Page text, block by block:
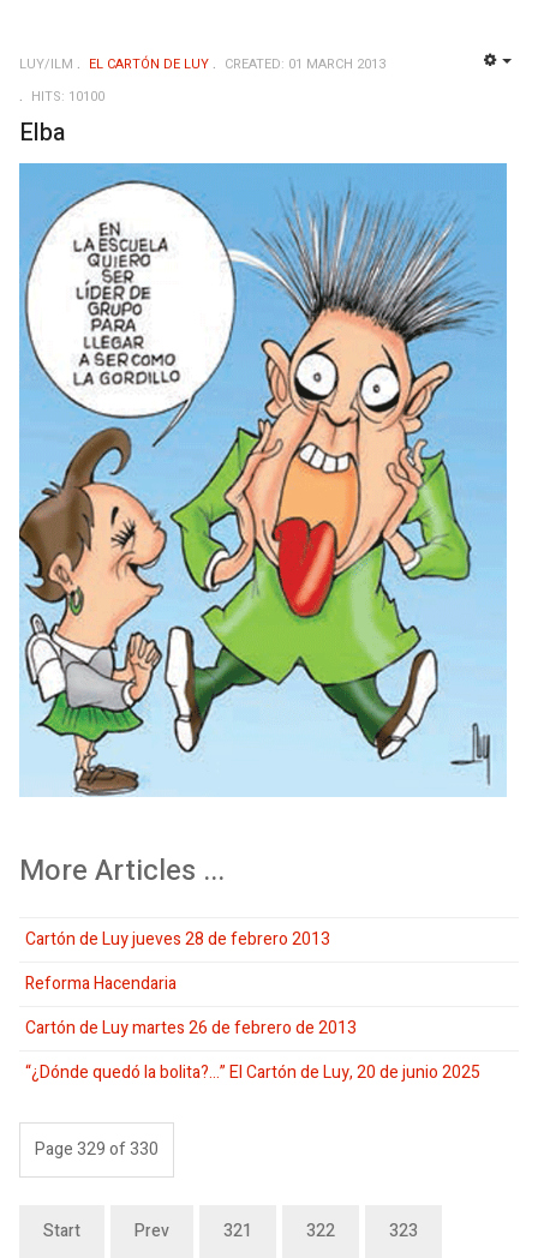
LUY/ILM EL CARTÓN DE LUY
CREATED: 01 MARCH 2013
HITS: 10100
Elba
More Articles ...
Cartón de Luy jueves 28 de febrero 2013
Reforma Hacendaria
Cartón de Luy martes 26 de febrero de 2013
“¿Dónde quedó la bolita?…” El Cartón de Luy, 20 de junio 2025
Page 329 of 330
Start Prev 321 322 323